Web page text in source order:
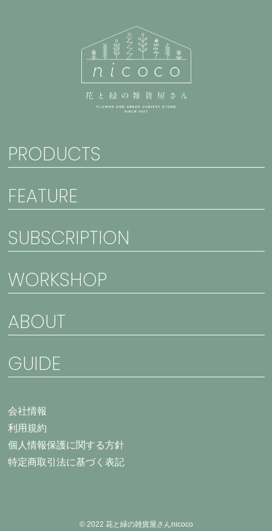
PRODUCTS
FEATURE
SUBSCRIPTION
WORKSHOP
ABOUT
GUIDE
会社情報
利用規約
個人情報保護に関する方針
特定商取引法に基づく表記
© 2022 花と緑の雑貨屋さんnicoco